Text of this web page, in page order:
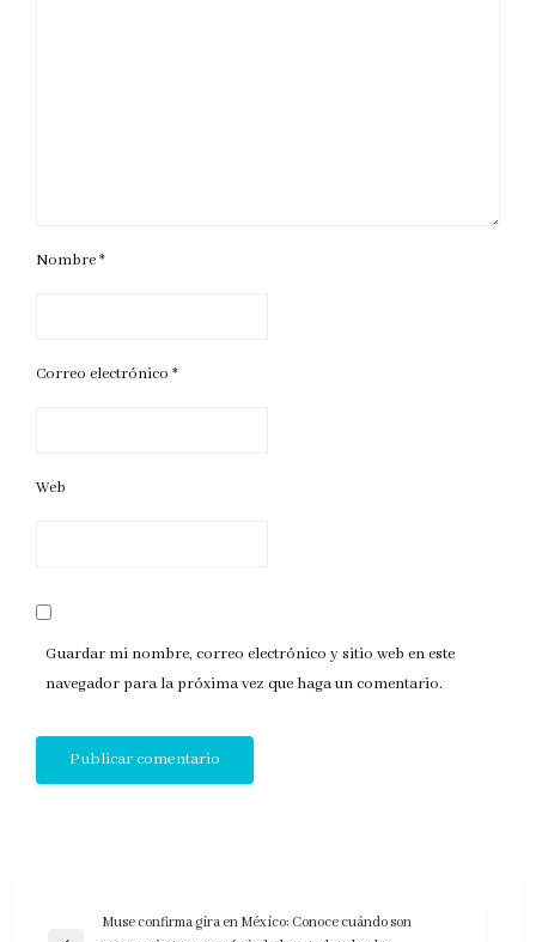
Nombre*
Correo electrónico *
Web
Guardar mi nombre, correo electrónico y sitio web en este
navegador para la próxima vez que haga un comentario.
Navegación
Muse confirma gira en México: Conoce cuándo son